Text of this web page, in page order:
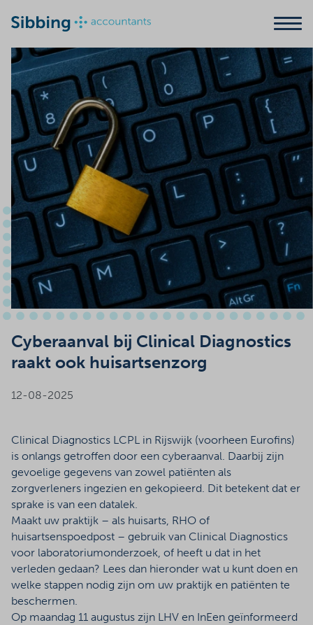
Zoeken
Cyberaanval bij Clinical Diagnostics
raakt ook huisartsenzorg
12-08-2025
Clinical Diagnostics LCPL in Rijswijk (voorheen Eurofins)
is onlangs getroffen door een cyberaanval. Daarbij zijn
gevoelige gegevens van zowel patiënten als
zorgverleners ingezien en gekopieerd. Dit betekent dat er
sprake is van een datalek.
Maakt uw praktijk – als huisarts, RHO of
huisartsenspoedpost – gebruik van Clinical Diagnostics
voor laboratoriumonderzoek, of heeft u dat in het
verleden gedaan? Lees dan hieronder wat u kunt doen en
welke stappen nodig zijn om uw praktijk en patiënten te
beschermen.
Op maandag 11 augustus zijn LHV en InEen geïnformeerd